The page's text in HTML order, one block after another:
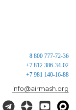
8 800 777-72-36
+7 812 386-34-02
+7 981 140-16-88
info@airmash.org